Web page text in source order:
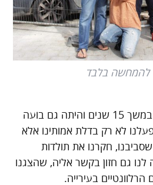
להמחשה בלבד
הכיכר היתה הבית שלנו במשך 15 שנים והיתה גם בועה
לא רק בדלת אמותינו אלא
חקרנו את תולדות
לנו גם חזון בקשר אליה, שהצגנו
בעירייה.